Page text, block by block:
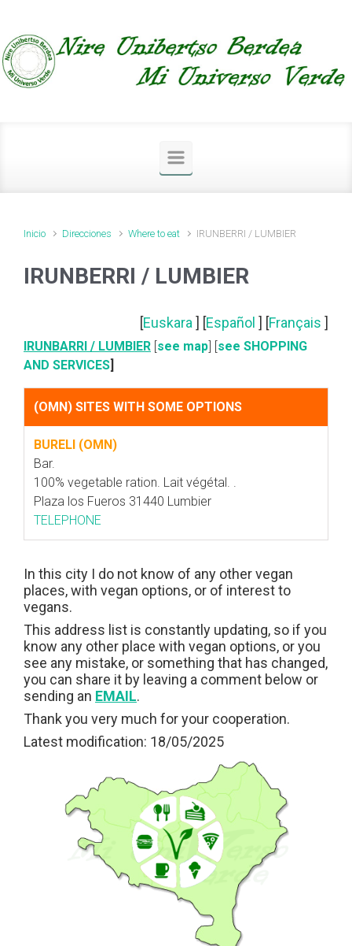
Inicio Direcciones Where to eat IRUNBERRI / LUMBIER
IRUNBERRI / LUMBIER
[Euskara ] [Español ] [Français ]
IRUNBARRI / LUMBIER [see map] [see SHOPPING
AND SERVICES]
(OMN) SITES WITH SOME OPTIONS
BURELI (OMN)
Bar.
100% vegetable ration. Lait végétal. .
Plaza los Fueros 31440 Lumbier
TELEPHONE
In this city I do not know of any other vegan
places, with vegan options, or of interest to
vegans.
This address list is constantly updating, so if you
know any other place with vegan options, or you
see any mistake, or something that has changed,
you can share it by leaving a comment below or
sending an EMAIL.
Thank you very much for your cooperation.
Latest modification: 18/05/2025